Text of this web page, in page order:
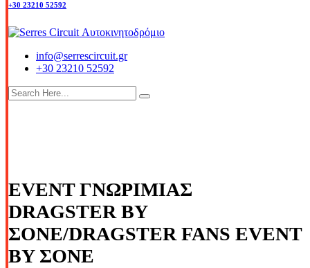
+30 23210 52592
info@serrescircuit.gr
+30 23210 52592
EVENT ΓΝΩΡΙΜΙΑΣ
DRAGSTER BY
ΣΟΝΕ/DRAGSTER FANS EVENT
BY ΣΟΝΕ